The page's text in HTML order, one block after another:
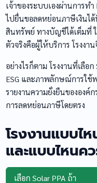
เจ้าของระบบเองผ่านการท
ไปยื่นขอลดหย่อนภาษีเงินไ
สินทรัพย์ ทางบัญชีได้เต็มที่
ตัวจริงคือผู้ให้บริการ โรงง
อย่างไรก็ตาม โรงงานที่เลือ
ESG และภาพลักษณ์การใช้
รายงานความยั่งยืนขององค์
การลดหย่อนภาษีโดยตรง
โรงงานแบบไ
และแบบไหนค
เลือก Solar PPA ถ้า